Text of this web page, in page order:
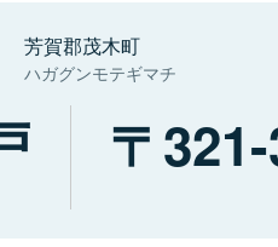
芳賀郡茂木町
ハガグンモテギマチ